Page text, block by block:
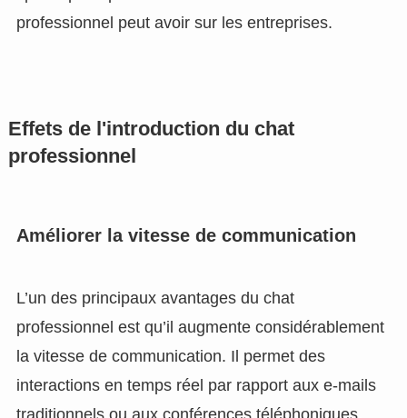
professionnel peut avoir sur les entreprises.
Effets de l'introduction du chat
professionnel
Améliorer la vitesse de communication
L’un des principaux avantages du chat
professionnel est qu’il augmente considérablement
la vitesse de communication. Il permet des
interactions en temps réel par rapport aux e-mails